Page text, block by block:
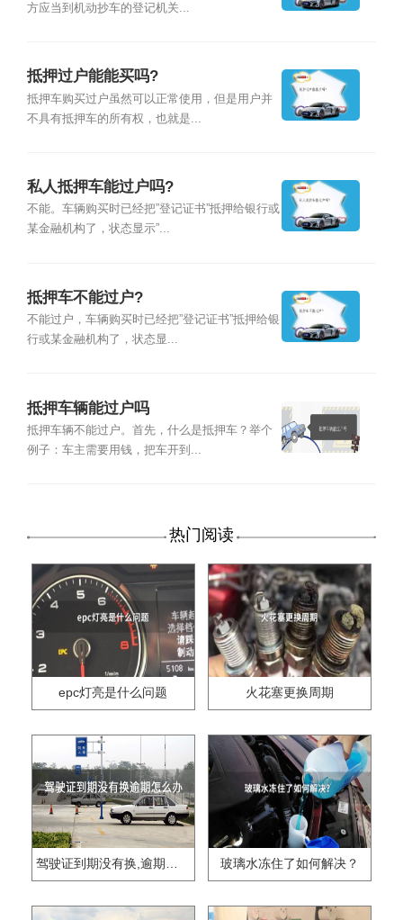
方应当到机动抄车的登记机关...
抵押过户能能买吗?
抵押车购买过户虽然可以正常使用，但是用户并
不具有抵押车的所有权，也就是...
私人抵押车能过户吗?
不能。车辆购买时已经把”登记证书”抵押给银行或
某金融机构了，状态显示”...
抵押车不能过户?
不能过户，车辆购买时已经把”登记证书”抵押给银
行或某金融机构了，状态显...
抵押车辆能过户吗
抵押车辆不能过户。首先，什么是抵押车？举个
例子：车主需要用钱，把车开到...
热门阅读
epc灯亮是什么问题 火花塞更换周期
驾驶证到期没有换,逾期怎么办?? 玻璃水冻住了如何解决？